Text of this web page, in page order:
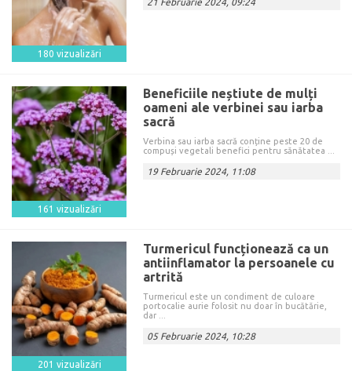
180 vizualizări
161 vizualizări
Beneficiile neștiute de mulți
oameni ale verbinei sau iarba
sacră
Verbina sau iarba sacră conține peste 20 de
compuși vegetali benefici pentru sănătatea ...
19 Februarie 2024, 11:08
201 vizualizări
Turmericul funcționează ca un
antiinflamator la persoanele cu
artrită
Turmericul este un condiment de culoare
portocalie aurie folosit nu doar în bucătărie,
dar ...
05 Februarie 2024, 10:28